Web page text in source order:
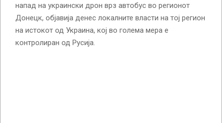
напад на украински дрон врз автобус во регионот
Донецк, објавија денес локалните власти на тој регион
на истокот од Украина, кој во голема мера е
контролиран од Русија.